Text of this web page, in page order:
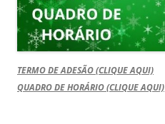
TERMO DE ADESÃO (CLIQUE AQUI)
QUADRO DE HORÁRIO (CLIQUE AQUI)